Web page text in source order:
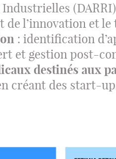
l’innovation et
: identification
et gestion post-
destinés aux
créant des start-